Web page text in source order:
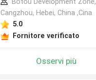
Cangzhou, Hebei, China ,Cina
5.0
Fornitore verificato
Osservi più